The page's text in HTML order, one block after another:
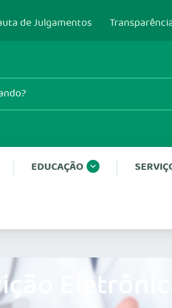
de Julgamentos
EDUCAÇÃO